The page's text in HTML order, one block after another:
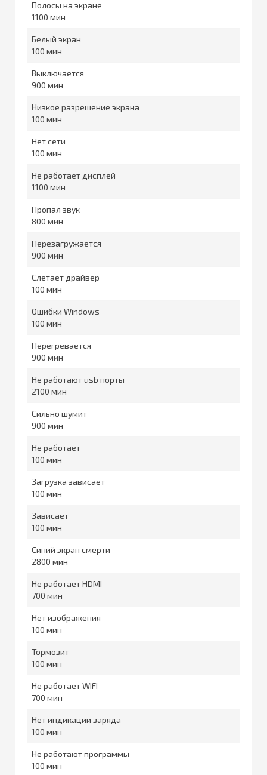
Полосы на экране
1100
Белый экран
100
Выключается
900
Низкое разрешение экрана
100
Нет сети
100
Не работает дисплей
1100
Пропал звук
800
Перезагружается
900
Слетает драйвер
100
Ошибки Windows
100
Перегревается
900
Не работают usb порты
2100
Сильно шумит
900
Не работает
100
Загрузка зависает
100
Зависает
100
Синий экран смерти
2800
Не работает HDMI
700
Нет изображения
100
Тормозит
100
Не работает WIFI
700
Нет индикации заряда
100
Не работают программы
100